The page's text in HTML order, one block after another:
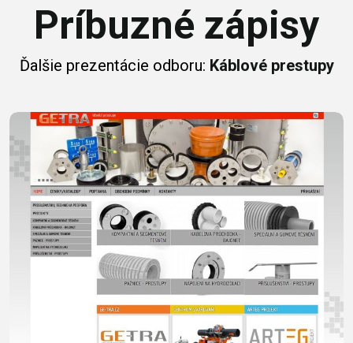
Príbuzné zápisy
Ďalšie prezentácie odboru: Káblové prestupy